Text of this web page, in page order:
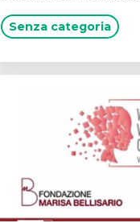
Senza categoria